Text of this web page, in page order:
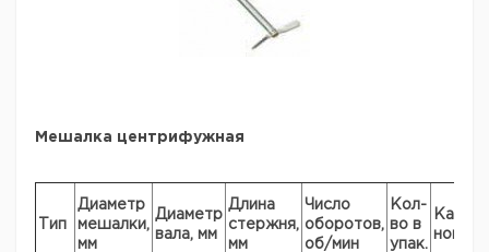
Мешалка центрифужная
Тип
Диаметр
мешалки,
мм
Диаметр
вала, мм
Длина
стержня,
мм
Число
оборотов,
об/мин
Кол-
во в
упак.
Кат.
номер